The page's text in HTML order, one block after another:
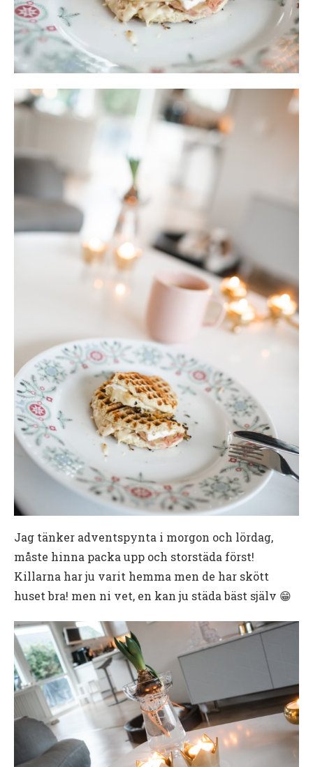
Jag tänker adventspynta i morgon och lördag,
måste hinna packa upp och storstäda först!
Killarna har ju varit hemma men de har skött
huset bra! men ni vet, en kan ju städa bäst själv 😁